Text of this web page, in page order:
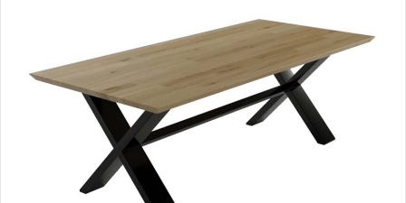
na
stronie
produktu